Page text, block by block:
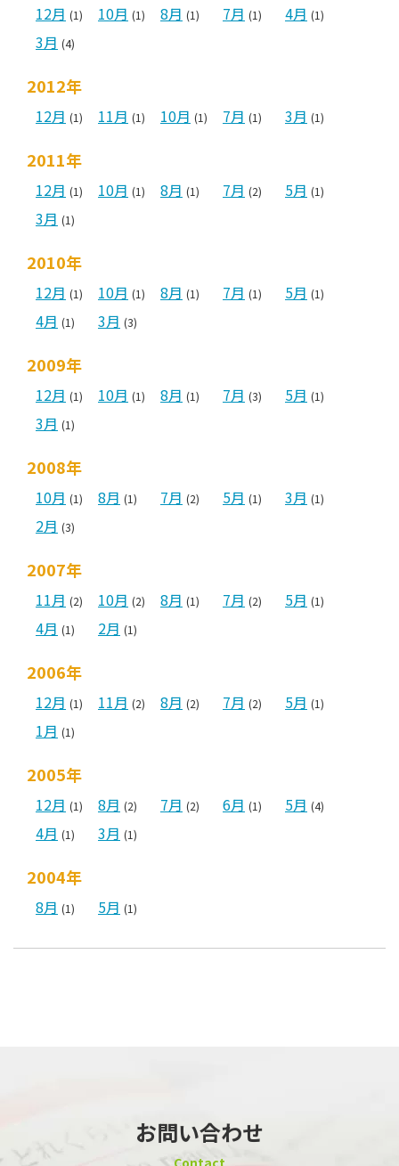
12月 (1) 10月 (1) 8月 (1) 7月 (1) 4月 (1)
3月 (4)
2012年
12月 (1) 11月 (1) 10月 (1) 7月 (1) 3月 (1)
2011年
12月 (1) 10月 (1) 8月 (1) 7月 (2) 5月 (1)
3月 (1)
2010年
12月 (1) 10月 (1) 8月 (1) 7月 (1) 5月 (1)
4月 (1) 3月 (3)
2009年
12月 (1) 10月 (1) 8月 (1) 7月 (3) 5月 (1)
3月 (1)
2008年
10月 (1) 8月 (1) 7月 (2) 5月 (1) 3月 (1)
2月 (3)
2007年
11月 (2) 10月 (2) 8月 (1) 7月 (2) 5月 (1)
4月 (1) 2月 (1)
2006年
12月 (1) 11月 (2) 8月 (2) 7月 (2) 5月 (1)
1月 (1)
2005年
12月 (1) 8月 (2) 7月 (2) 6月 (1) 5月 (4)
4月 (1) 3月 (1)
2004年
8月 (1) 5月 (1)
お問い合わせ
Contact